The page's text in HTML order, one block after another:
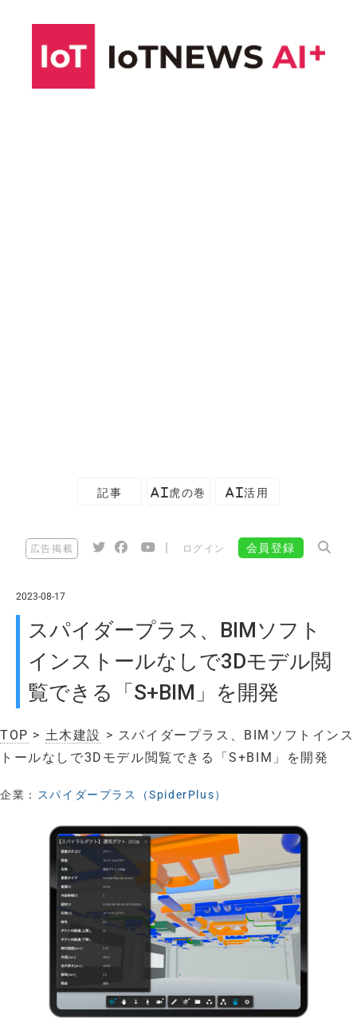
記事 AI虎の巻 AI活用
広告掲載 ログイン 会員登録
2023-08-17
スパイダープラス、BIMソフト
インストールなしで3Dモデル閲
覧できる「S+BIM」を開発
TOP > 土木建設 > スパイダープラス、BIMソフトインス
トールなしで3Dモデル閲覧できる「S+BIM」を開発
企業： スパイダープラス（SpiderPlus）